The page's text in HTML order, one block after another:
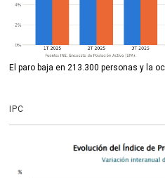
El paro baja en 213.300 personas y la
IPC